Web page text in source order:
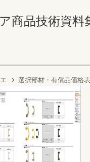
商品技術資料
選択部材・有償品価格表